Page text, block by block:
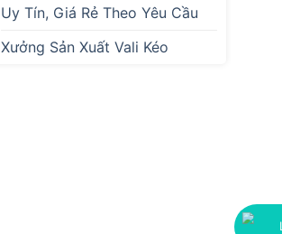
Uy Tín, Giá Rẻ Theo Yêu Cầu
Xưởng Sản Xuất Vali Kéo